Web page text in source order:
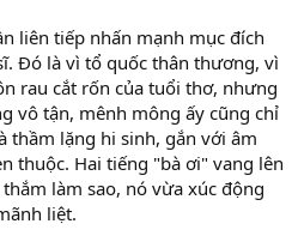
liên tiếp nhấn mạnh mục đích
Đó là vì tổ quốc thân thương, vì
rau cắt rốn của tuổi thơ, nhưng
vô tận, mênh mông ấy cũng chỉ
thầm lặng hi sinh, gắn với âm
thuộc. Hai tiếng "bà ơi" vang lên
làm sao, nó vừa xúc động
liệt.